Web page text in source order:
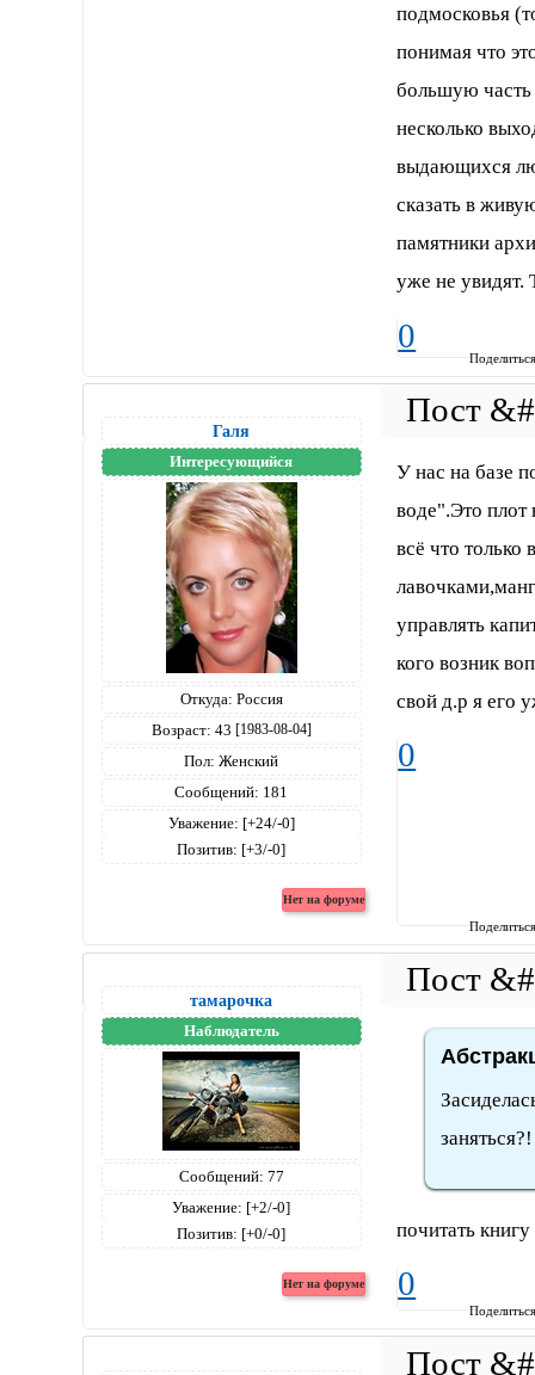
подмосковья
понимая что
большую часть
несколько
выдающихся
сказать в
памятники
уже не увидят.
0
Галя
Интересующийся
Откуда: Россия
Возраст: 43 [1983-08-04]
Пол: Женский
Сообщений: 181
Уважение: [+24/-0]
Позитив: [+3/-0]
У нас на базе
воде".Это плот
всё что
управлять
кого возник
свой д.р я его
0
тамарочка
Наблюдатель
Сообщений: 77
Уважение: [+2/-0]
Позитив: [+0/-0] почитать книгу
0